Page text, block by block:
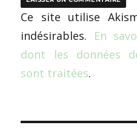
Ce site utilise
indésirables. En
dont les données
sont traitées.